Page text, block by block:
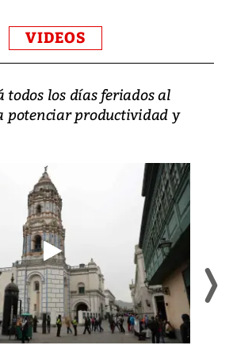
VIDEOS
todos los días feriados al
potenciar productividad y